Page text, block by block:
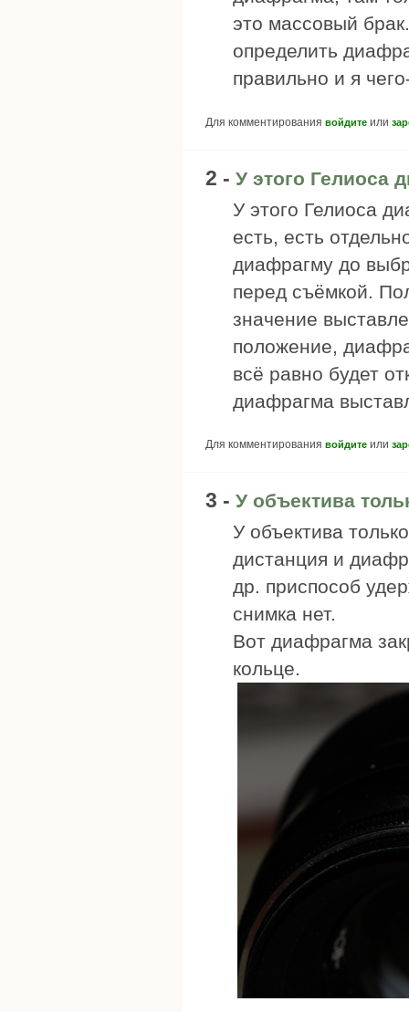
это массовый
определить
правильно и я
Для комментирования войдите или
2 - У этого Гелиоса
У этого Гелиоса
есть, есть
диафрагму до
перед съёмкой.
значение
положение,
всё равно будет
диафрагма
Для комментирования войдите или
3 - У объектива
У объектива
дистанция и
др. приспособ
снимка нет.
Вот диафрагма
кольце.